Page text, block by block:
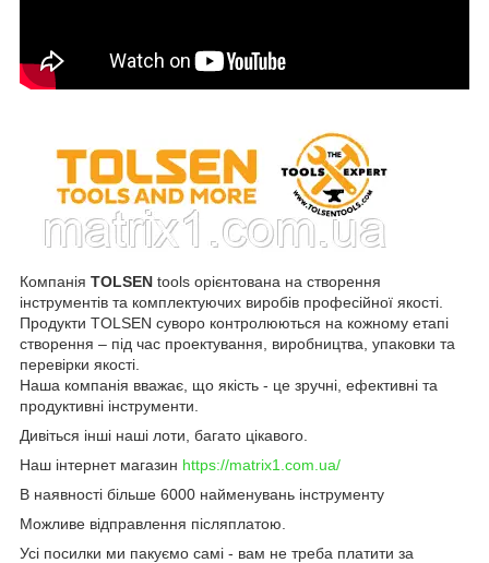
Компанія TOLSEN tools орієнтована на створення
інструментів та комплектуючих виробів професійної якості.
Продукти TOLSEN суворо контролюються на кожному етапі
створення – під час проектування, виробництва, упаковки та
перевірки якості.
Наша компанія вважає, що якість - це зручні, ефективні та
продуктивні інструменти.
Дивіться інші наші лоти, багато цікавого.
Наш інтернет магазин https://matrix1.com.ua/
В наявності більше 6000 найменувань інструменту
Можливе відправлення післяплатою.
Усі посилки ми пакуємо самі - вам не треба платити за